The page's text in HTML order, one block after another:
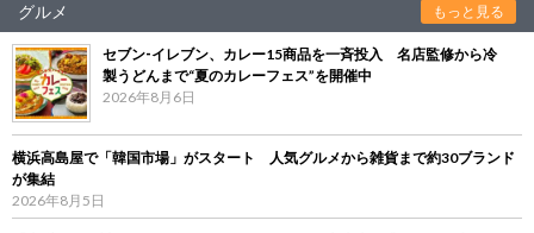
グルメ もっと見る
セブン‐イレブン、カレー15商品を一斉投入 名店監修から冷
製うどんまで“夏のカレーフェス”を開催中
2026年8月6日
横浜高島屋で「韓国市場」がスタート 人気グルメから雑貨まで約30ブランド
が集結
2026年8月5日